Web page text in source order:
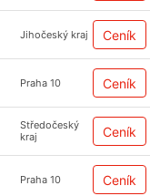
Jihočeský kraj Ceník
Praha 10 Ceník
Středočeský
kraj
Ceník
Praha 10 Ceník